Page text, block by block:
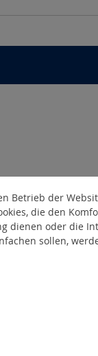
Betrieb der
die den
dienen oder die
sollen,